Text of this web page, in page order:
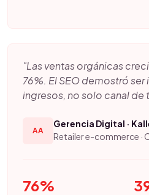
"Las ventas orgánicas
76%. El SEO demostró
ingresos, no solo canal de
AA
Gerencia Digital ·
Retailer e-commerce ·
76%